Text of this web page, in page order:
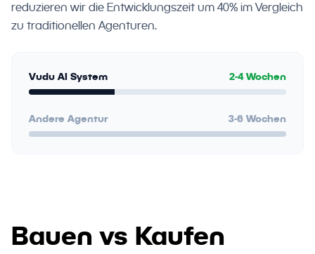
reduzieren wir die Entwicklungszeit um 40% im Vergleich
zu traditionellen Agenturen.
Vudu AI System 2-4 Wochen
Andere Agentur 3-6 Wochen
Bauen vs Kaufen